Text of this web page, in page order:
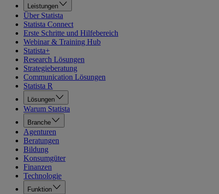
Leistungen
Über Statista
Statista Connect
Erste Schritte und Hilfebereich
Webinar & Training Hub
Statista+
Research Lösungen
Strategieberatung
Communication Lösungen
Statista R
Lösungen
Warum Statista
Branche
Agenturen
Beratungen
Bildung
Konsumgüter
Finanzen
Technologie
Funktion